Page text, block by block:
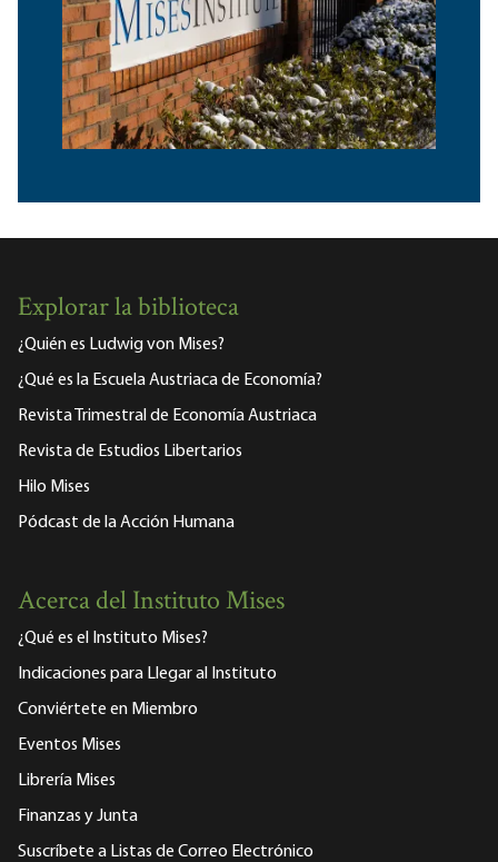
Explorar la biblioteca
¿Quién es Ludwig von Mises?
¿Qué es la Escuela Austriaca de Economía?
Revista Trimestral de Economía Austriaca
Revista de Estudios Libertarios
Hilo Mises
Pódcast de la Acción Humana
Acerca del Instituto Mises
¿Qué es el Instituto Mises?
Indicaciones para Llegar al Instituto
Conviértete en Miembro
Eventos Mises
Librería Mises
Finanzas y Junta
Suscríbete a Listas de Correo Electrónico